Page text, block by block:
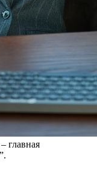
главная